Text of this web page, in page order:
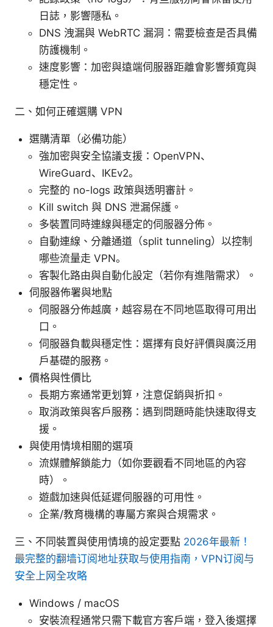
日誌，影響隱私。
DNS 洩漏與 WebRTC 漏洞：需要檢查是否具備
防護機制。
速度影響：加密與遠端伺服器距離會影響頻寬與
穩定性。
二、如何正確選購 VPN
選購清單（必備功能）
強加密與安全協議支援：OpenVPN、
WireGuard、IKEv2。
完整的 no-logs 政策與透明審計。
Kill switch 與 DNS 泄漏保護。
多裝置同時連線與穩定的伺服器分佈。
自動連線、分離通道（split tunneling）以控制
哪些流量走 VPN。
客製化路由與自動化設定（若你有進階需求）。
伺服器佈署與地點
伺服器分佈越廣，越容易在不同地區取得可用出
口。
伺服器負載與穩定性：選擇有良好評價與廣泛用
戶基礎的服務。
價格與性價比
長期方案通常更划算，注意促銷與折扣。
取消政策與客戶服務：遇到問題時能快速取得支
援。
與使用情境相關的選項
流媒體解鎖能力（如你要觀看不同地區的內容
時）。
遊戲加速與低延遲伺服器的可用性。
企業/教育機構的專屬方案與合規需求。
三、不同裝置與使用情境的設定要點 2026年最新！
最完整的翻墙订阅地址获取与使用指南，VPN订阅与
安全上网全攻略
Windows / macOS
安裝流程通常只需下載官方客戶端，登入後選擇